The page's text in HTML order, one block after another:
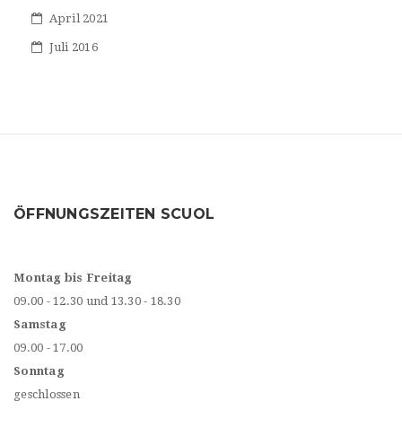
April 2021
Juli 2016
ÖFFNUNGSZEITEN SCUOL
Montag bis Freitag
09.00 - 12.30 und 13.30 - 18.30
Samstag
09.00 - 17.00
Sonntag
geschlossen